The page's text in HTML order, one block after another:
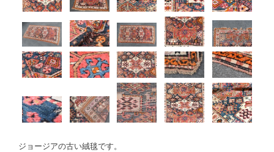
ジョージアの古い絨毯です。